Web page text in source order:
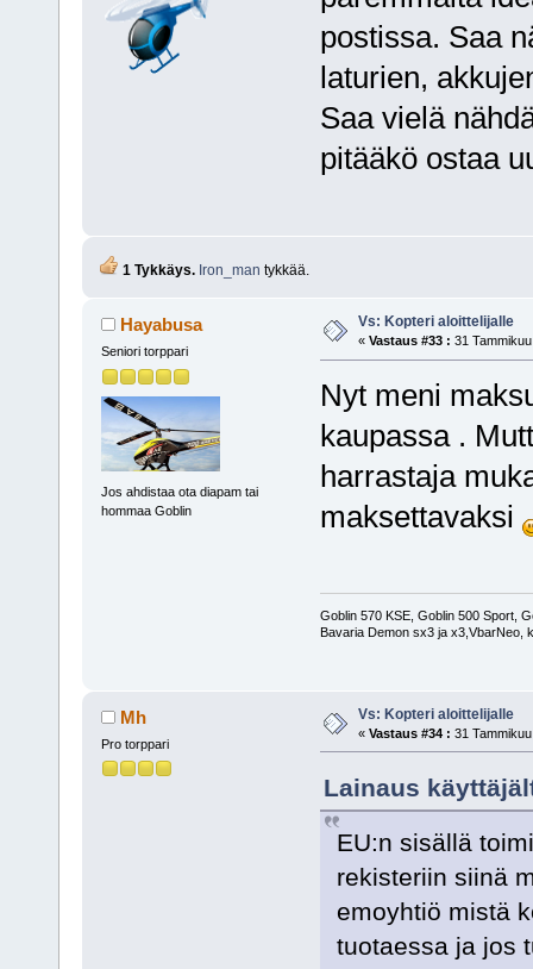
postissa. Saa
laturien,
Saa vielä
pitääkö ostaa
1 Tykkäys. Iron_man tykkää.
Hayabusa
Seniori torppari
Jos ahdistaa ota diapam tai
hommaa Goblin
Vs: Kopteri aloittelijalle
« Vastaus #33 : 31
Nyt meni
kaupassa .
harrastaja
maksettavaksi
Goblin 570 KSE, Goblin 500 Sport,
Bavaria Demon sx3 ja x3,VbarNeo,
Mh
Pro torppari
Vs: Kopteri aloittelijalle
« Vastaus #34 : 31
Lainaus
EU:n sisällä
rekisteriin siinä
emoyhtiö mistä
tuotaessa ja jos